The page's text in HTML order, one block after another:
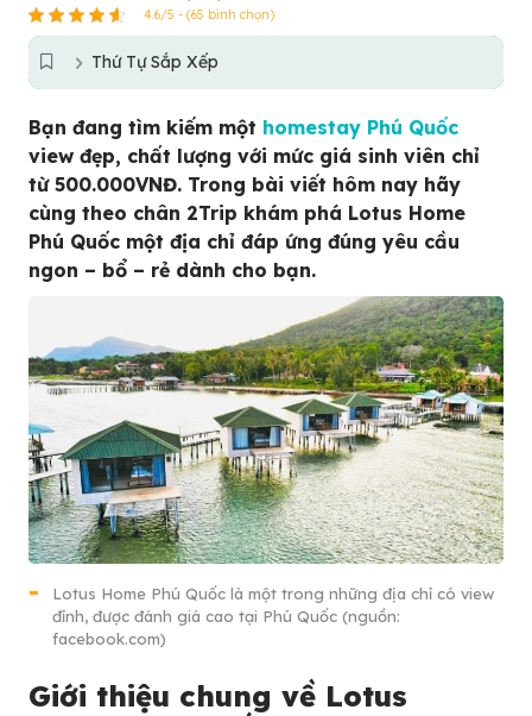
4.6/5 - (65 bình chọn)
Thứ Tự Sắp Xếp
Bạn đang tìm kiếm một homestay Phú Quốc
view đẹp, chất lượng với mức giá sinh viên chỉ
từ 500.000VNĐ. Trong bài viết hôm nay hãy
cùng theo chân 2Trip khám phá Lotus Home
Phú Quốc một địa chỉ đáp ứng đúng yêu cầu
ngon – bổ – rẻ dành cho bạn.
Lotus Home Phú Quốc là một trong những địa chỉ có view
đỉnh, được đánh giá cao tại Phú Quốc (nguồn:
facebook.com)
Giới thiệu chung về Lotus